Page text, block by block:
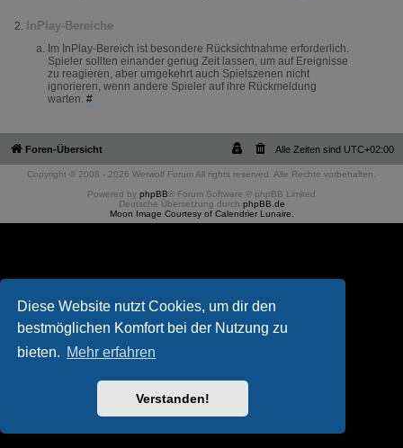
Diese Website nutzt Cookies, um dir den
bestmöglichen Komfort bei der Nutzung zu
bieten. Mehr erfahren
Verstanden!
InPlay-Bereiche
Im InPlay-Bereich ist besondere Rücksichtnahme erforderlich.
Spieler sollten einander genug Zeit lassen, um auf Ereignisse
zu reagieren, aber umgekehrt auch Spielszenen nicht
ignorieren, wenn andere Spieler auf ihre Rückmeldung
warten. #
Foren-Übersicht Alle Zeiten sind UTC+02:00
Copyright © 2008 - 2026 Werwolf Forum All rights reserved. Alle Rechte vorbehalten.
Powered by phpBB ® Forum Software © phpBB Limited
Deutsche Übersetzung durch phpBB.de
Moon Image Courtesy of Calendrier Lunaire.